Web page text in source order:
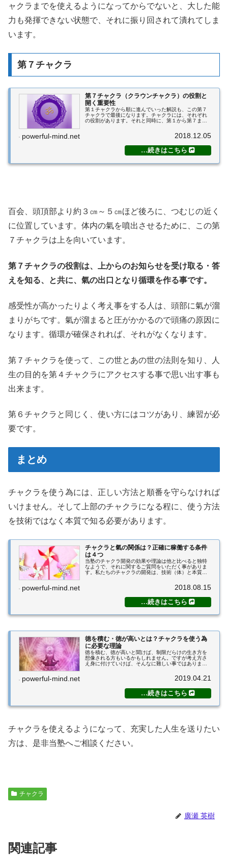
ャクラまでを使えるようになってからでないと、大した能
力も発揮できない状態で、それに振り回されて潰れてしま
います。
第７チャクラ
第７チャクラ（クラウンチャクラ）の役割と
開く重要性
第１チャクラから順に進んでいった解説も、この第７
チャクラで最後になります。チャクラには、それぞれ
の役割があります。それと同時に、第１から第７まで
開発していくと共に、人生が開けてくるという大き
powerful-mind.net 2018.12.05
百会、頭頂部より約３㎝～５㎝ほど後ろに、つむじの近く
に位置しています。体内の氣を噴出させるために、この第
７チャクラは上を向いています。
第７チャクラの役割は、上からのお知らせを受け取る・答
えを知る、と共に、氣の出口となり循環を作る事です。
感受性が高かったりよく考え事をする人は、頭部に氣が溜
まりがちです。氣が溜まると圧がかかるので頭痛の原因に
なります。循環が確保されれば、それがなくなります。
第７チャクラを使って、この世とあの世の法則を知り、人
生の目的を第４チャクラにアクセスする事で思い出す事も
出来ます。
第６チャクラと同じく、使い方にはコツがあり、練習が必
要です。
まとめ
チャクラを使う為には、正しい方法と順番を守らなければ
いけません。そして上部のチャクラになる程に、使う方法
を技術ではなく本質で知る必要があります。
チャクラと氣の関係は？正確に稼働する条件
は４つ
当塾のチャクラ開発の効果や理論は他と比べると独特
なようで、それに関するご質問をいただく事がありま
す。私たちのチャクラの開発は、技術（体）と本質
powerful-mind.net 2018.08.15
徳を積む・徳が高いとは？チャクラを使う為
に必要な理論
徳を積む、徳が高いと聞けば、制限だらけの生き方を
想像される方もいるかもしれません。ですが考え方さ
え身に付けていけば、そんなに難しい事ではありませ
てきます。今回の記事では、徳を積む方法や考え
powerful-mind.net 2019.04.21
チャクラを使えるようになって、充実した人生を送りたい
方は、是非当塾へご相談ください。
チャクラ
廣瀬 英樹
関連記事